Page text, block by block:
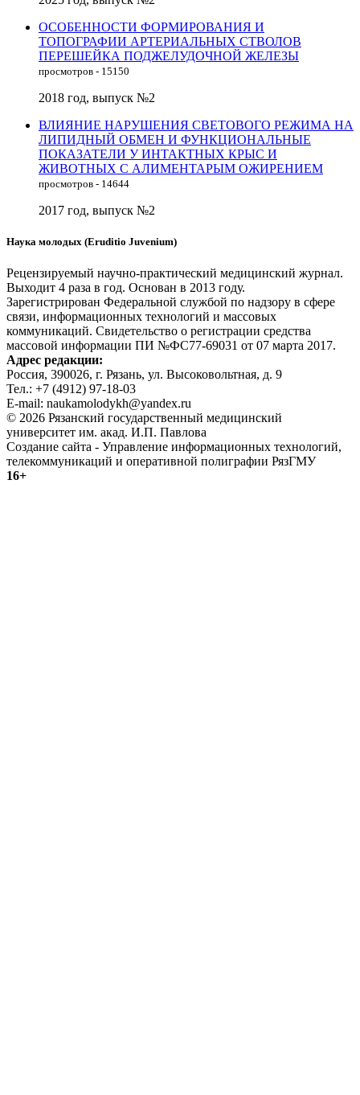
ОСОБЕННОСТИ ФОРМИРОВАНИЯ И
ТОПОГРАФИИ АРТЕРИАЛЬНЫХ СТВОЛОВ
ПЕРЕШЕЙКА ПОДЖЕЛУДОЧНОЙ ЖЕЛЕЗЫ
просмотров - 15150
2018 год, выпуск №2
ВЛИЯНИЕ НАРУШЕНИЯ СВЕТОВОГО РЕЖИМА НА
ЛИПИДНЫЙ ОБМЕН И ФУНКЦИОНАЛЬНЫЕ
ПОКАЗАТЕЛИ У ИНТАКТНЫХ КРЫС И
ЖИВОТНЫХ С АЛИМЕНТАРЫМ ОЖИРЕНИЕМ
просмотров - 14644
2017 год, выпуск №2
Наука молодых (Eruditio Juvenium)
Рецензируемый научно-практический медицинский журнал.
Выходит 4 раза в год. Основан в 2013 году.
Зарегистрирован Федеральной службой по надзору в сфере
связи, информационных технологий и массовых
коммуникаций. Свидетельство о регистрации средства
массовой информации ПИ №ФС77-69031 от 07 марта 2017.
Адрес редакции:
Россия, 390026, г. Рязань, ул. Высоковольтная, д. 9
Тел.: +7 (4912) 97-18-03
E-mail: naukamolodykh@yandex.ru
© 2026 Рязанский государственный медицинский
университет им. акад. И.П. Павлова
Создание сайта - Управление информационных технологий,
телекоммуникаций и оперативной полиграфии РязГМУ
16+